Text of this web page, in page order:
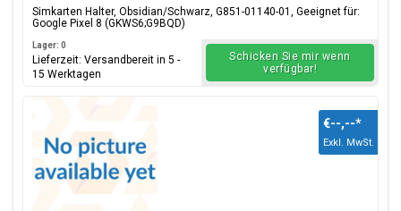
Simkarten Halter, Obsidian/Schwarz, G851-01140-01, Geeignet für:
Google Pixel 8 (GKWS6;G9BQD)
Lager: 0
Lieferzeit: Versandbereit in 5 -
15 Werktagen
Schicken Sie mir wenn
verfügbar!
€--,--*
Exkl. MwSt.